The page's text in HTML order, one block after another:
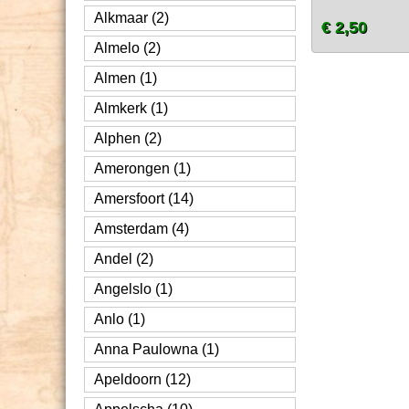
Alkmaar (2)
Almelo (2)
Almen (1)
Almkerk (1)
Alphen (2)
Amerongen (1)
Amersfoort (14)
Amsterdam (4)
Andel (2)
Angelslo (1)
Anlo (1)
Anna Paulowna (1)
Apeldoorn (12)
€ 2,50